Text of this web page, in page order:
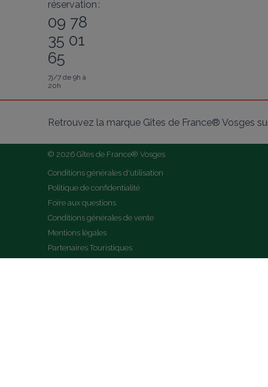
réservation :
09 78
35 01
65
7j/7 de 9h à
20h
Retrouvez la marque Gîtes de France® Vosges
© 2026 Gîtes de France® Vosges
Conditions générales d'utilisation
Politique de confidentialité
Foire aux questions
Conditions générales de vente
Mentions légales
Partenaires Touristiques